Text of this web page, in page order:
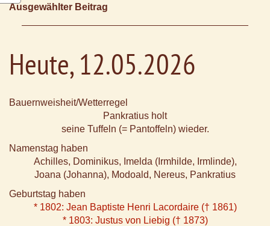
Ausgewählter Beitrag
Heute, 12.05.2026
Bauernweisheit/Wetterregel
Pankratius holt
seine Tuffeln (= Pantoffeln) wieder.
Namenstag haben
Achilles, Dominikus, Imelda (Irmhilde, Irmlinde),
Joana (Johanna), Modoald, Nereus, Pankratius
Geburtstag haben
* 1802: Jean Baptiste Henri Lacordaire († 1861)
* 1803: Justus von Liebig († 1873)